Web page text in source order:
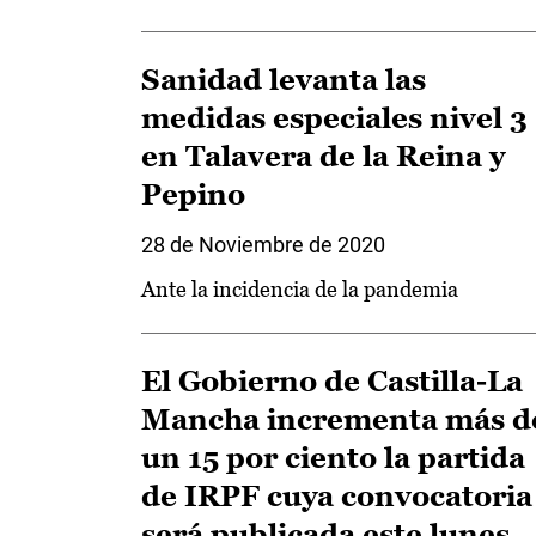
Sanidad levanta las
medidas especiales nivel 3
en Talavera de la Reina y
Pepino
28 de Noviembre de 2020
Ante la incidencia de la pandemia
El Gobierno de Castilla-La
Mancha incrementa más
un 15 por ciento la partida
de IRPF cuya convocatoria